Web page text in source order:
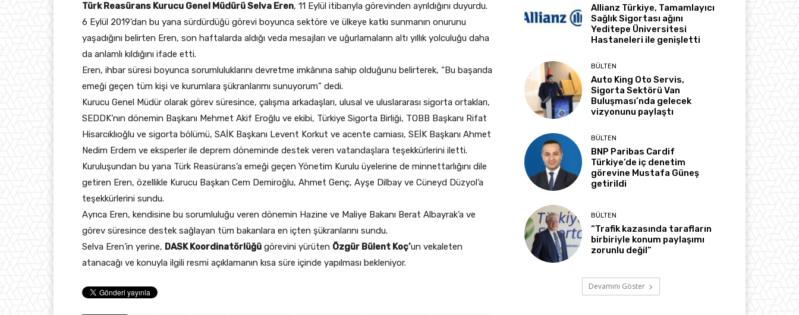
Türk Reasürans Kurucu Genel Müdürü Selva Eren, 11 Eylül itibarıyla görevinden ayrıldığını duyurdu.
6 Eylül 2019’dan bu yana sürdürdüğü görevi boyunca sektöre ve ülkeye katkı sunmanın onurunu
yaşadığını belirten Eren, son haftalarda aldığı veda mesajları ve uğurlamaların altı yıllık yolculuğu daha
da anlamlı kıldığını ifade etti.
Eren, ihbar süresi boyunca sorumluluklarını devretme imkânına sahip olduğunu belirterek, “Bu başarıda
emeği geçen tüm kişi ve kurumlara şükranlarımı sunuyorum” dedi.
Kurucu Genel Müdür olarak görev süresince, çalışma arkadaşları, ulusal ve uluslararası sigorta ortakları,
SEDDK’nın dönemin Başkanı Mehmet Akif Eroğlu ve ekibi, Türkiye Sigorta Birliği, TOBB Başkanı Rifat
Hisarcıklıoğlu ve sigorta bölümü, SAİK Başkanı Levent Korkut ve acente camiası, SEİK Başkanı Ahmet
Nedim Erdem ve eksperler ile deprem döneminde destek veren vatandaşlara teşekkürlerini iletti.
Kuruluşundan bu yana Türk Reasürans’a emeği geçen Yönetim Kurulu üyelerine de minnettarlığını dile
getiren Eren, özellikle Kurucu Başkan Cem Demiroğlu, Ahmet Genç, Ayşe Dilbay ve Cüneyd Düzyol’a
teşekkürlerini sundu.
Ayrıca Eren, kendisine bu sorumluluğu veren dönemin Hazine ve Maliye Bakanı Berat Albayrak’a ve
görev süresince destek sağlayan tüm bakanlara en içten şükranlarını sundu.
Selva Eren’in yerine, DASK Koordinatörlüğü görevini yürüten Özgür Bülent Koç’un vekaleten
atanacağı ve konuyla ilgili resmi açıklamanın kısa süre içinde yapılması bekleniyor.
Allianz Türkiye, Tamamlayıcı
Sağlık Sigortası ağını
Yeditepe Üniversitesi
Hastaneleri ile genişletti
BÜLTEN
Auto King Oto Servis,
Sigorta Sektörü Van
Buluşması’nda gelecek
vizyonunu paylaştı
BÜLTEN
BNP Paribas Cardif
Türkiye’de iç denetim
görevine Mustafa Güneş
getirildi
BÜLTEN
“Trafik kazasında tarafların
birbiriyle konum paylaşımı
zorunlu değil”
Devamını Göster